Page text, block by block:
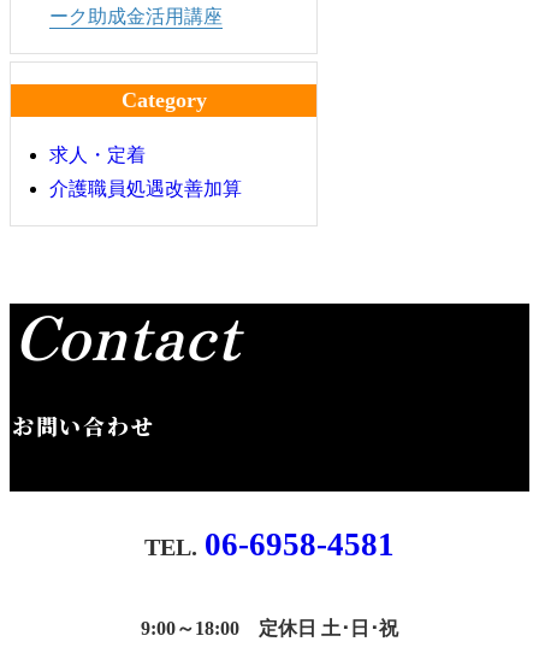
ーク助成金活用講座
Category
求人・定着
介護職員処遇改善加算
Contact
お問い合わせ
06-6958-4581
9:00～18:00 定休日 土･日･祝